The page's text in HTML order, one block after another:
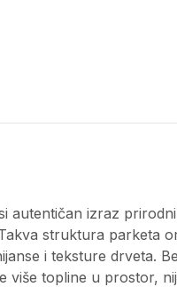
autentičan izraz
struktura parketa
i teksture drveta.
više topline u prostor,